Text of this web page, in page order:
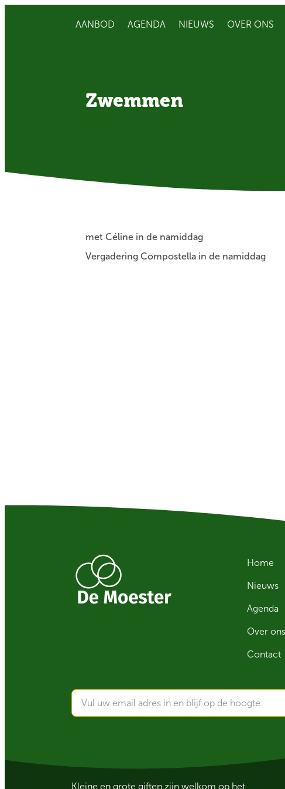
AANBOD AGENDA NIEUWS OVER ONS
Zwemmen
met Céline in de namiddag
Vergadering Compostella in de namiddag
Home
Nieuws
Agenda
Over ons
Contact
Kleine en grote giften zijn welkom op het